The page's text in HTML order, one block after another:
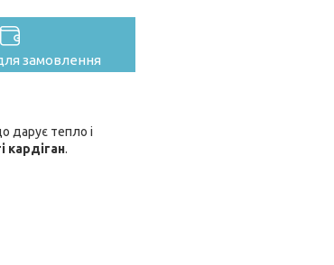
замовлення
дарує тепло і
кардіган.